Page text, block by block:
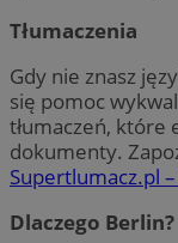
Tłumaczenia
Gdy nie znasz
się pomoc
tłumaczeń, które
dokumenty.
Supertlumacz.pl
Dlaczego Berlin?